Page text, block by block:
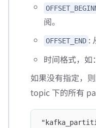
阅。
OFFSET_END :
时间格式，
如果没有指定，
topic 下的所有